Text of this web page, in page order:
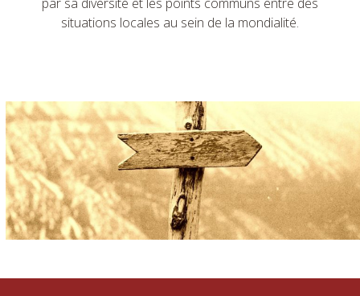
situations locales au sein de la mondialité.